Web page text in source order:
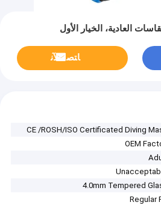
العادية، الخيار الأول
ﺎﺘﺼﻟ ﺍﻶﻧ
CE /ROSH/ISO Certificated Diving
OEM
4.0mm Tempered
Regular